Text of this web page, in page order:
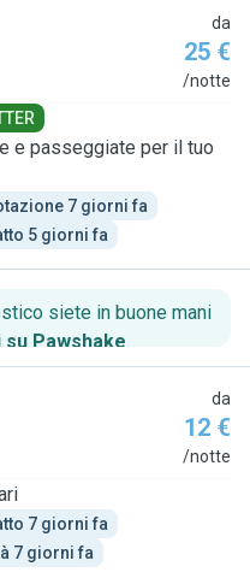
da
25 €
/notte
e passeggiate per il tuo
7 giorni fa
5 giorni fa
siete in buone mani
Pawshake.
da
12 €
/notte
7 giorni fa
7 giorni fa